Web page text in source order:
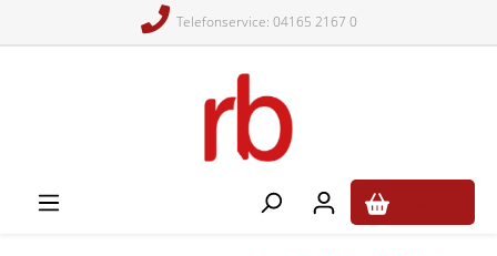
Telefonservice: 04165 2167 0